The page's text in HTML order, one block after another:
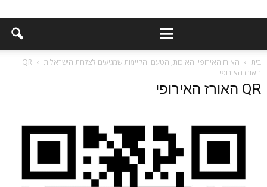
בית האורז האירופי: האיכות, הטעם והקיימות שמגיעים לצלחת הישראלית
QR
האורז האירופי
QR האורז האירופי